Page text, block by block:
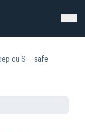
cu S safe